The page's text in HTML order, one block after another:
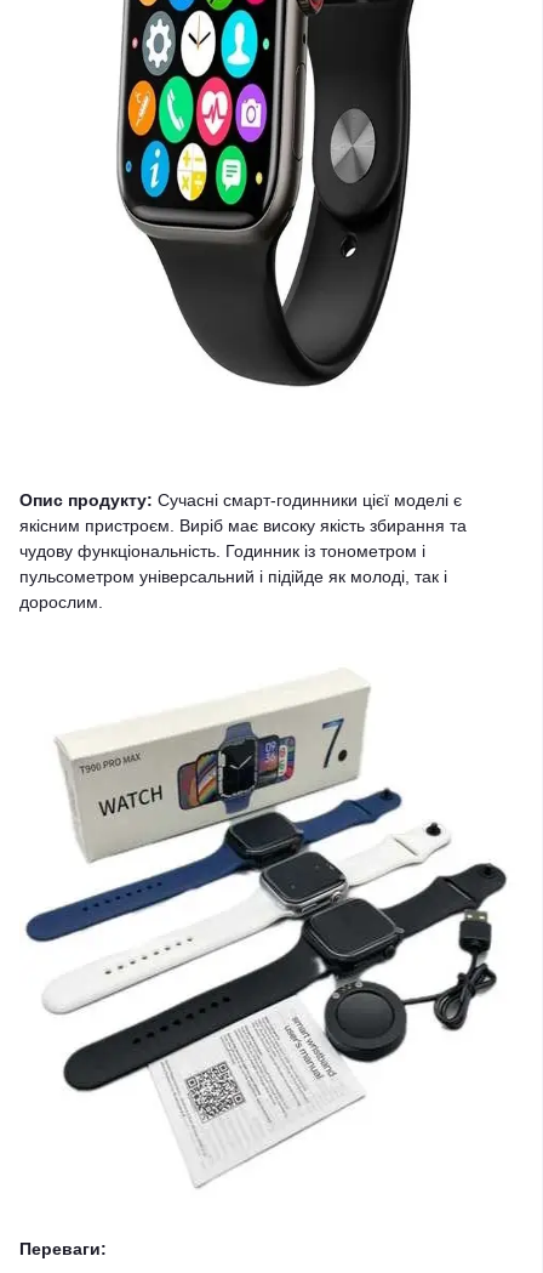
Опис продукту: Сучасні смарт-годинники цієї моделі є
якісним пристроєм. Виріб має високу якість збирання та
чудову функціональність. Годинник із тонометром і
пульсометром універсальний і підійде як молоді, так і
дорослим.
Переваги: